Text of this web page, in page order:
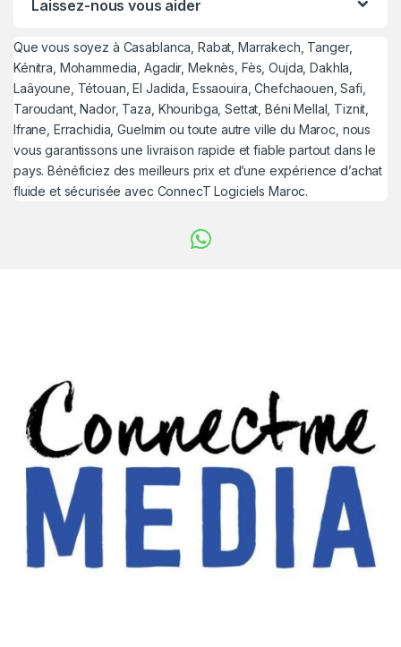
Laissez-nous vous aider
Que vous soyez à Casablanca, Rabat, Marrakech, Tanger,
Kénitra, Mohammedia, Agadir, Meknès, Fès, Oujda, Dakhla,
Laâyoune, Tétouan, El Jadida, Essaouira, Chefchaouen, Safi,
Taroudant, Nador, Taza, Khouribga, Settat, Béni Mellal, Tiznit,
Ifrane, Errachidia, Guelmim ou toute autre ville du Maroc, nous
vous garantissons une livraison rapide et fiable partout dans le
pays. Bénéficiez des meilleurs prix et d’une expérience d’achat
fluide et sécurisée avec ConnecT Logiciels Maroc.